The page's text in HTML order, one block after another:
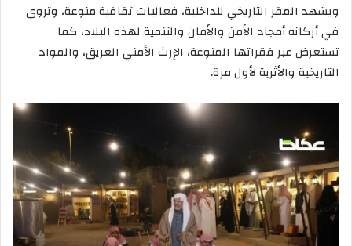
ويشهد المقر التاريخي للداخلية، فعاليات ثقافية منوعة، وتروى
في أركانه أمجاد الأمن والأمان والتنمية لهذه البلاد، كما
تستعرض عبر فقراتها المنوعة، الإرث الأمني العريق، والمواد
التاريخية والأثرية لأول مرة.